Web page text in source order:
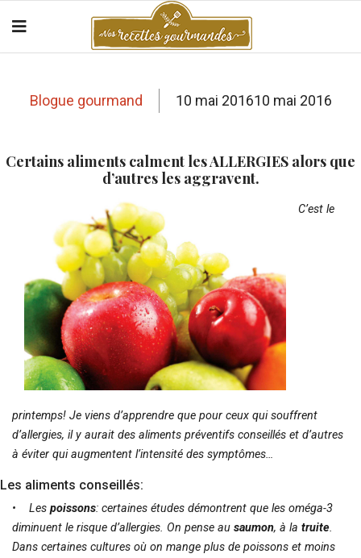
Blogue gourmand 10 mai 201610 mai 2016
Certains aliments calment les ALLERGIES alors que
d’autres les aggravent.
C’est le
printemps! Je viens d’apprendre que pour ceux qui souffrent
d’allergies, il y aurait des aliments préventifs conseillés et d’autres
à éviter qui augmentent l’intensité des symptômes…
Les aliments conseillés:
• Les poissons: certaines études démontrent que les oméga-3
diminuent le risque d’allergies. On pense au saumon, à la truite.
Dans certaines cultures où on mange plus de poissons et moins